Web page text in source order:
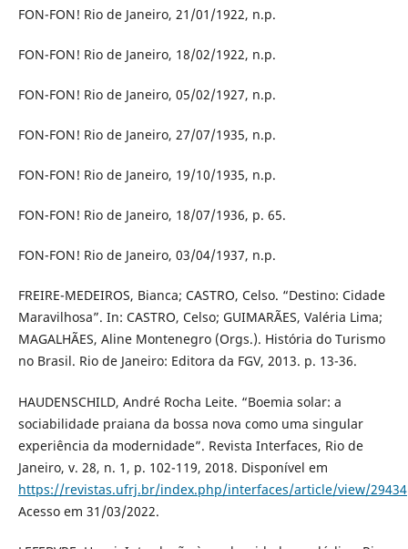
FON-FON! Rio de Janeiro, 21/01/1922, n.p.
FON-FON! Rio de Janeiro, 18/02/1922, n.p.
FON-FON! Rio de Janeiro, 05/02/1927, n.p.
FON-FON! Rio de Janeiro, 27/07/1935, n.p.
FON-FON! Rio de Janeiro, 19/10/1935, n.p.
FON-FON! Rio de Janeiro, 18/07/1936, p. 65.
FON-FON! Rio de Janeiro, 03/04/1937, n.p.
FREIRE-MEDEIROS, Bianca; CASTRO, Celso. “Destino: Cidade
Maravilhosa”. In: CASTRO, Celso; GUIMARÃES, Valéria Lima;
MAGALHÃES, Aline Montenegro (Orgs.). História do Turismo
no Brasil. Rio de Janeiro: Editora da FGV, 2013. p. 13-36.
HAUDENSCHILD, André Rocha Leite. “Boemia solar: a
sociabilidade praiana da bossa nova como uma singular
experiência da modernidade”. Revista Interfaces, Rio de
Janeiro, v. 28, n. 1, p. 102-119, 2018. Disponível em
https://revistas.ufrj.br/index.php/interfaces/article/view/29434
Acesso em 31/03/2022.